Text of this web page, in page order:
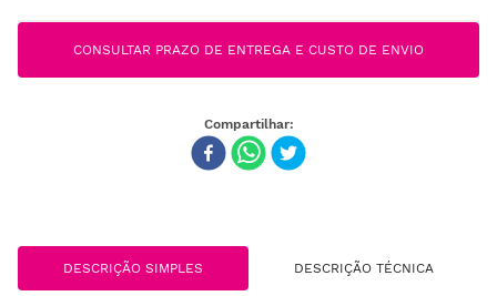
CONSULTAR PRAZO DE ENTREGA E CUSTO DE ENVIO
DESCRIÇÃO SIMPLES DESCRIÇÃO TÉCNICA